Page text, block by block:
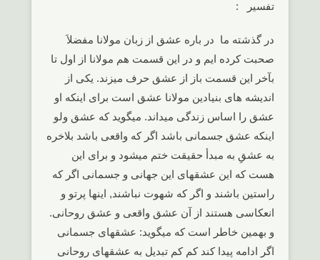
تفسیر :
در گذشته ما در باره عشق از زبان مولانا مفضلاَ
صحبت کرده ایم و در این قسمت هم مولانا از اول تا
بآخر این قسمت باز از عشق حرف میزند. یکی از
اندیشه های بنیادین مولانا عشق است برای اینکه او
عشق را اساس زندگی میداند. میگوید که عشق ولو
اینکه عشق جسمانی باشد اگر که واقعی باشد بلاخره
به عشقِ به مبدأ حقیقت ختم میشود و برای این
هست که این عشقهای این جهانی و جسمانی اگر که
راستین باشند و اگر که شهوت نباشند, اینها پرتو و
انعکاسی هستند از آن عشق واقعی و عشق روحانی.
و بهمین خاطر است که میگوید: عشقهای جسمانی
اگر ادامه پیدا کند کم کم تبدیل به عشقهای روحانی